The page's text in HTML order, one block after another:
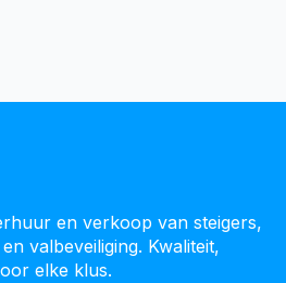
en verkoop van steigers,
valbeveiliging. Kwaliteit,
elke klus.